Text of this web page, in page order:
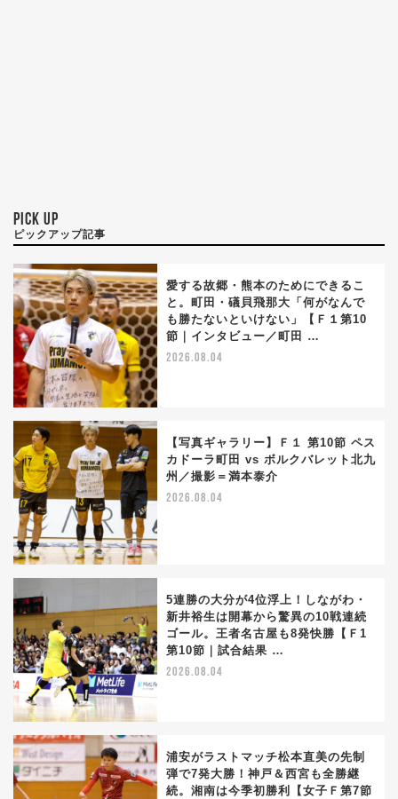
PICK UP
ピックアップ記事
愛する故郷・熊本のためにできるこ
と。町田・礒貝飛那大「何がなんで
も勝たないといけない」【Ｆ１第10
節｜インタビュー／町田 …
2026.08.04
【写真ギャラリー】Ｆ１ 第10節 ペス
カドーラ町田 vs ボルクバレット北九
州／撮影＝満本泰介
2026.08.04
5連勝の大分が4位浮上！しながわ・
新井裕生は開幕から驚異の10戦連続
ゴール。王者名古屋も8発快勝【Ｆ1
第10節｜試合結果 …
2026.08.04
浦安がラストマッチ松本直美の先制
弾で7発大勝！神戸＆西宮も全勝継
続。湘南は今季初勝利【女子Ｆ第7節